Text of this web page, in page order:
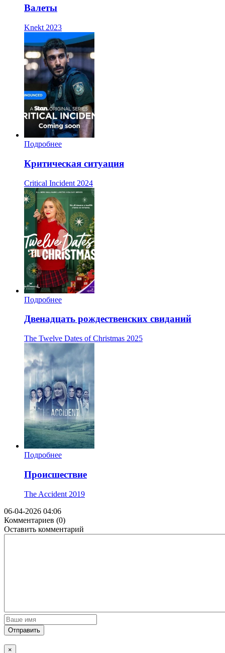
Валеты
Knekt 2023
Подробнее
Критическая ситуация
Critical Incident 2024
Подробнее
Двенадцать рождественских свиданий
The Twelve Dates of Christmas 2025
Подробнее
Происшествие
The Accident 2019
06-04-2026 04:06
Комментариев (0)
Оставить комментарий
Отправить
×